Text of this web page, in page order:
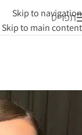
Skip to navigation
Skip to main content
תפריט